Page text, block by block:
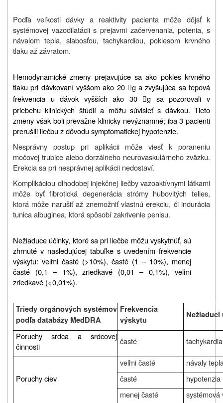
Podľa veľkosti dávky a reaktivity pacienta môže dôjsť k
systémovej vazodilatácii s prejavmi začervenania, potenia, s
návalom tepla, slabosťou, tachykardiou, poklesom krvného
tlaku až závratom.
Hemodynamické zmeny prejavujúce sa ako pokles krvného
tlaku pri dávkovaní vyššom ako 20 g a zvyšujúca sa tepová
frekvencia u dávok vyšších ako 30
g sa pozorovali v
priebehu klinických štúdií a môžu súvisieť s dávkou. Tieto
zmeny však boli prevažne klinicky nevýznamné; iba 3 pacienti
prerušili liečbu z dôvodu symptomatickej hypotenzie.
Nesprávny postup pri aplikácii môže viesť k poraneniu
močovej trubice alebo dorzálneho neurovaskulárneho zväzku.
Erekcia sa pri nesprávnej aplikácii nedostaví.
Komplikáciou dlhodobej injekčnej liečby vazoaktívnymi látkami
môže byť fibrotická degenerácia strómy hubovitých telies,
ktorá môže narušiť až znemožniť vlastnú erekciu, či indurácia
tunica albuginea, ktorá spôsobí zakrivenie penisu.
Nežiaduce účinky, ktoré sa pri liečbe môžu vyskytnúť, sú
zhrnuté v nasledujúcej tabuľke s uvedením frekvencie
výskytu: veľmi časté (>10%), časté (1 – 10%), menej
časté (0,1 – 1%), zriedkavé (0,01 – 0,1%), veľmi
zriedkavé (<0,01%).
Triedy orgánových systémov
podľa databázy MedDRA
Frekvencia
výskytu
Nežiaduci
Poruchy srdca a srdcovej
činnosti
časté tachykardia
Poruchy ciev
veľmi časté
návaly
časté
hypotenzia
menej časté
systémová